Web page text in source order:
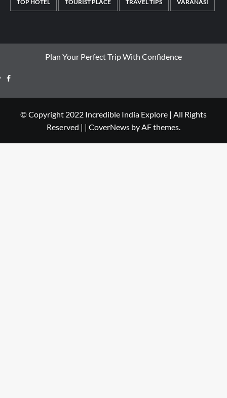
TOP HOTEL TOURIST PLACE TRAVEL TIPS VARANASI
Plan Your Perfect Trip With Confidence
© Copyright 2022 Incredible India Explore | All Rights
Reserved | | CoverNews by AF themes.